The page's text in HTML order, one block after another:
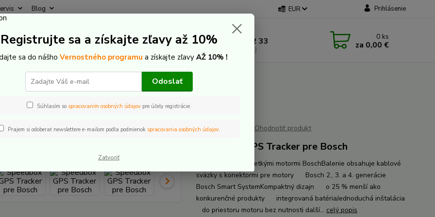
Blog EUR Prihlásenie
Hľadať
Rýchly kontakt
+421 907 20 22 33
(Po-Pia: 9:00-16:00)
0 ks
za 0,00 €
E-Bike GPS lokátory Speedbox GPS Tracker pre Bosch
GPS Tracker pre Bosch
Ohodnotiť produkt
Speedbox GPS Tracker pre Bosch
Kompatibilita zo všetkými motormi BoschBalenie obsahuje kablové
sväzky s konektormi pre motory Bosch 2., 3. a 4. generácie
Bosch Smart SystemKompaktný dizajn o 25 % menší ako
konkurenčné produkty integrovaná batériaJednoduchá inštalácia
do priestoru motoru bez nutnosti další... celý popis
Registrujte sa a získajte zľavy až 10%
sa do nášho Vernostného programu a získajte zľavy AŽ 10% !
Odoslať
Súhlasím so spracovaním osobných údajovpre účely registrácie.
Prajem si odoberať newslettere e-mailom podľa podmienok spracovania osobných údajov.
Zatvoriť